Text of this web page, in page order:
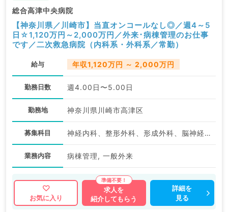
総合高津中央病院
【神奈川県／川崎市】当直オンコールなし◎／週4～5
日☆1,120万円～2,000万円／外来･病棟管理のお仕事
です／二次救急病院（内科系・外科系／常勤）
給与 年収1,120万円 ～ 2,000万円
勤務日数 週4.00日〜5.00日
勤務地 神奈川県川崎市高津区
募集科目 神経内科、整形外科、形成外科、脳神経外科、呼吸器外科、心臓血管外科、泌尿器科、一般内科、循環器内科、呼吸器内科、消化器内科、内分泌・代謝内科、腎臓内科、老年内科、血液内科、外科系全般、一般外科、消化器外科、乳腺外科、膠原病科、大腸・肛門外科
業務内容 病棟管理, 一般外来
お気に入り
求人を
紹介してもらう
詳細を
見る